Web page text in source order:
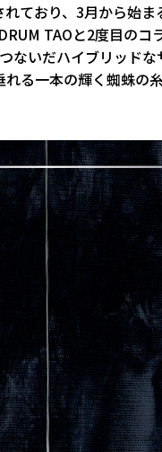
ており、3月から始
TAOと2度目の
ないだハイブリッド
る一本の輝く蜘蛛の